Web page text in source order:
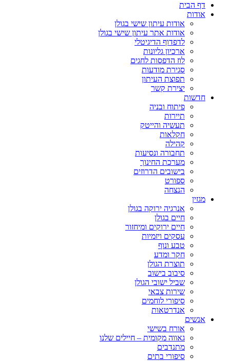
דף הבית
אודות
אודות עיתון שישי בגולן
אודות אתר עיתון שישי בגולן
לדפדוף הדיגיטלי
ארכיון גליונות
לוז הדפסות לחגים
סגירת מודעות
תפוצת העיתון
יצירת קשר
חדשות
פיתוח ובניה
תיירות
תעשיה והייטק
חקלאות
קהילה
תחבורה ונסיעות
מערכת החינוך
בישובים הדרוזים
ספורט
הנצחה
מגזין
אנרגיה ירוקה בגולן
חיים בגולן
חיים ירוקים ומיחזור
עסקים ויזמיות
טבע ונוף
חקר ומדע
תוצרת הגולן
סיבוב בישוב
שביל ישובי הגולן
שירות צבאי
סיפורי לוחמים
אנדרטאות
אנשים
אורח בשישי
גאווה מקומית – חיילים שלנו
מתנדבים
סיפורי בתים